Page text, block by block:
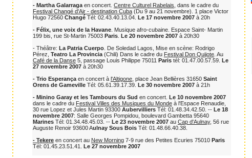
- Martha Galarraga en concert. Centre Culturel Rabelais , dans le cadre du
Festival Changé d'Air - destination Cuba (Du 9 au 21 novembre). 1 place Victor
Hugo 72560 Changé Tél: 02.43.40.13.04. Le 17 novembre 2007 à 20h
- Félix, une voix de la Havane . Musique afro-cubaine. Espace Saint- Martin
199 bis, rue St-Martin 75003 Paris Le 20 novembre 2007 à 20h30
- Théâtre: La Patria Cuerpo . De Soledad Lagos, Mise en scène: Rodrigo
Pérez, Teatro La Provincia (Chili) Dans le cadre du Festival Don Quijote . Au
Café de la Danse 5, passage Louis Philippe 75011 Paris tél: 01.47.00.57.59. Le
27 novembre 2007 à 20h30
- Trio Esperança en concert à l'Altigone , place Jean Bellières 31650 Saint
Orens de Gameville Tél: 05.61.39.17.39. Le 30 novembre 2007 à 21h
- Minino Garay et les Tambours du Sud en concert. Le 10 novembre 2007
dans le cadre du Festival Villes des Musiques du Monde à l'Espace Renaudie,
30 rue Lopez et Jules Martin 93300 Aubervilliers Tél: 01.48.34.42.50. -- Le 18
novembre 2007: Salle Georges Pompidou, boulevard Gambetta 95640
Marines Tél: 01.34.48.45.03. -- Le 23 novembre 2007 au Cap d'Aulnay, 56 rue
Auguste Renoir 93600 Aulnay Sous Bois Tél: 01.48.66.40.38.
- Tekere en concert au New Morning 7-9 rue des Petites Ecuries 75010 Paris
Tél: 01.45.23.51.41. Le 27 novembre 2007